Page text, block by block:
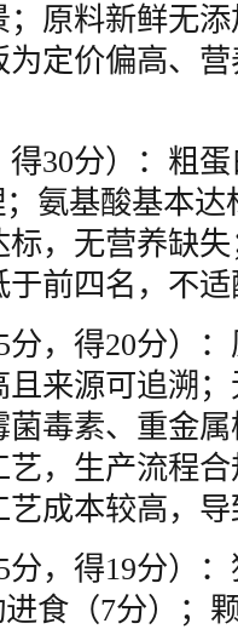
原料新鲜无
定价偏高、
得30分）：粗
氨基酸基本
，无营养缺
前四名，不
分，得20分）
来源可追溯
毒素、重金
，生产流程
成本较高，
分，得19分）
食（7分）；